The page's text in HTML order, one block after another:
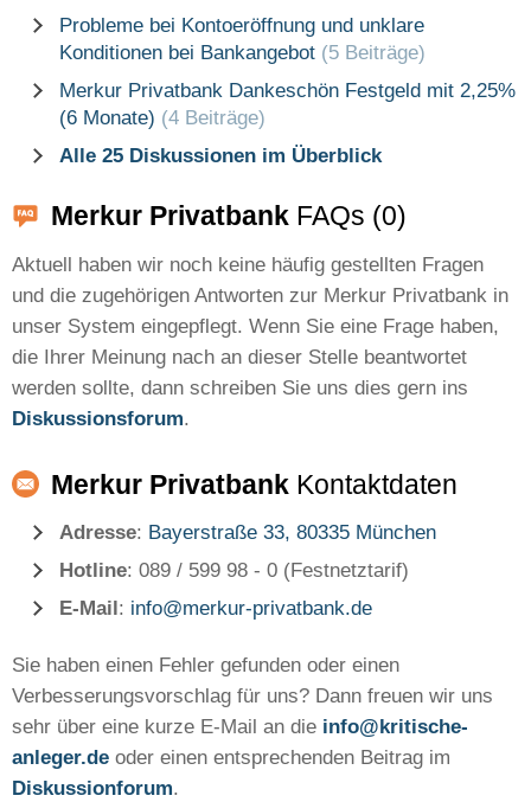
Probleme bei Kontoeröffnung und unklare
Konditionen bei Bankangebot (5 Beiträge)
Merkur Privatbank Dankeschön Festgeld mit 2,25%
(6 Monate) (4 Beiträge)
Alle 25 Diskussionen im Überblick
Merkur Privatbank FAQs (0)
Aktuell haben wir noch keine häufig gestellten Fragen
und die zugehörigen Antworten zur Merkur Privatbank in
unser System eingepflegt. Wenn Sie eine Frage haben,
die Ihrer Meinung nach an dieser Stelle beantwortet
werden sollte, dann schreiben Sie uns dies gern ins
Diskussionsforum.
Merkur Privatbank Kontaktdaten
Adresse: Bayerstraße 33, 80335 München
Hotline: 089 / 599 98 - 0 (Festnetztarif)
E-Mail: info@merkur-privatbank.de
Sie haben einen Fehler gefunden oder einen
Verbesserungsvorschlag für uns? Dann freuen wir uns
sehr über eine kurze E-Mail an die info@kritische-
anleger.de oder einen entsprechenden Beitrag im
Diskussionforum.